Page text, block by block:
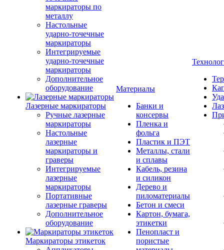
маркираторы по
металлу
Настольные
ударно-точечные
маркираторы
Интегрируемые
ударно-точечные
маркираторы
Дополнительное
оборудование
Лазерные маркираторы
Ручные лазерные
маркираторы
Настольные
лазерные
маркираторы и
граверы
Интегрируемые
лазерные
маркираторы
Портативные
лазерные граверы
Дополнительное
оборудование
Маркираторы этикеток
Материалы
Банки и
консервы
Пленка и
фольга
Пластик и ПЭТ
Металлы, стали
и сплавы
Кабель, резина
и силикон
Дерево и
пиломатериалы
Бетон и смеси
Картон, бумага,
этикетки
Пенопласт и
пористые